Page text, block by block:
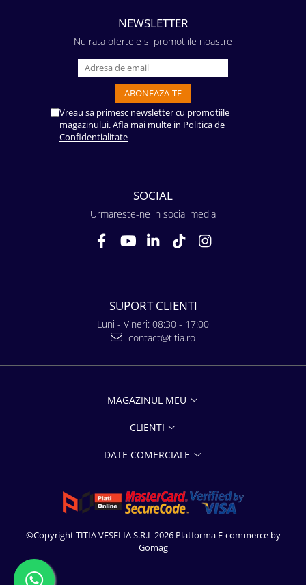
NEWSLETTER
Nu rata ofertele si promotiile noastre
Vreau sa primesc newsletter cu promotiile
magazinului. Afla mai multe in Politica de
Confidentialitate
SOCIAL
Urmareste-ne in social media
SUPORT CLIENTI
Luni - Vineri: 08:30 - 17:00
contact@titia.ro
MAGAZINUL MEU
CLIENTI
DATE COMERCIALE
©Copyright TITIA VESELIA S.R.L 2026 Platforma E-commerce by
Gomag